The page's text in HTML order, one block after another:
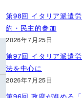
第98回 イタリア派遣
約・民主的参加
2026年7月25日
第97回 イタリア派遣
法を中心に
2026年7月25日
第96回 政府が進める